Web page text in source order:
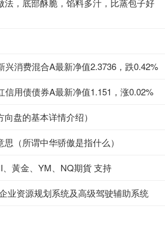
兴消费混合A最新净值2.3736，跌0.42%
信用债债券A最新净值1.151，涨0.02%
盘的基本详情介绍）
（所谓中华骄傲是指什么）
黃金、YM、NQ期貨 支持
业资源规划系统及高级驾驶辅助系统